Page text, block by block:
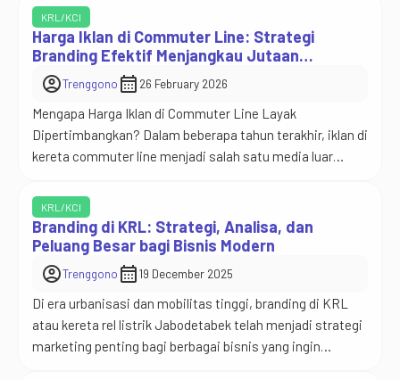
Dengan jutaan penumpang setiap hari, KRL menawarkan
exposure tinggi, frekuensi tayang berulang, dan targeting
yang sangat spesifik. Tak hanya di dalam kereta, […]
KRL/KCI
Harga Iklan di Commuter Line: Strategi
Branding Efektif Menjangkau Jutaan
Penumpang Urban
account_circleTrenggono calendar_month 26 February 2026
Mengapa Harga Iklan di Commuter Line Layak
Dipertimbangkan? Dalam beberapa tahun terakhir, iklan di
kereta commuter line menjadi salah satu media luar
Jabodetabek. Tingginya mobilitas masyarakat urban
menjadikan transportasi publik sebagai titik sentral
pergerakan ekonomi. Operator utama commuter line di
Jabodetabek adalah KAI Commuter […]
KRL/KCI
Branding di KRL: Strategi, Analisa, dan
Peluang Besar bagi Bisnis Modern
account_circleTrenggono calendar_month19 December 2025
Di era urbanisasi dan mobilitas tinggi, branding di KRL
atau kereta rel listrik Jabodetabek telah menjadi strategi
marketing penting bagi berbagai bisnis yang ingin